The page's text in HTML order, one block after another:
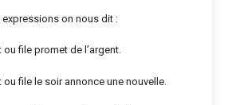
on nous dit :
file promet de l’argent.
file le soir annonce une nouvelle.